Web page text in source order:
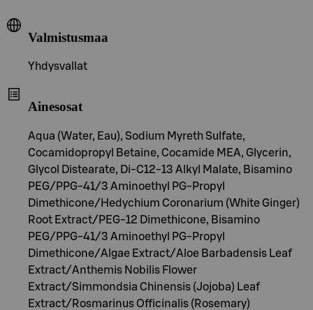
Valmistusmaa
Yhdysvallat
Ainesosat
Aqua (Water, Eau), Sodium Myreth Sulfate,
Cocamidopropyl Betaine, Cocamide MEA, Glycerin,
Glycol Distearate, Di-C12-13 Alkyl Malate, Bisamino
PEG/PPG-41/3 Aminoethyl PG-Propyl
Dimethicone/Hedychium Coronarium (White Ginger)
Root Extract/PEG-12 Dimethicone, Bisamino
PEG/PPG-41/3 Aminoethyl PG-Propyl
Dimethicone/Algae Extract/Aloe Barbadensis Leaf
Extract/Anthemis Nobilis Flower
Extract/Simmondsia Chinensis (Jojoba) Leaf
Extract/Rosmarinus Officinalis (Rosemary)